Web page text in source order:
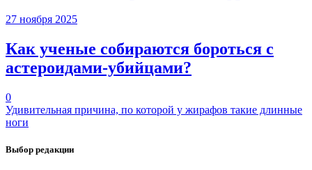
27 ноября 2025
Как ученые собираются бороться с
астероидами-убийцами?
0
Удивительная причина, по которой у жирафов такие длинные
ноги
Выбор редакции